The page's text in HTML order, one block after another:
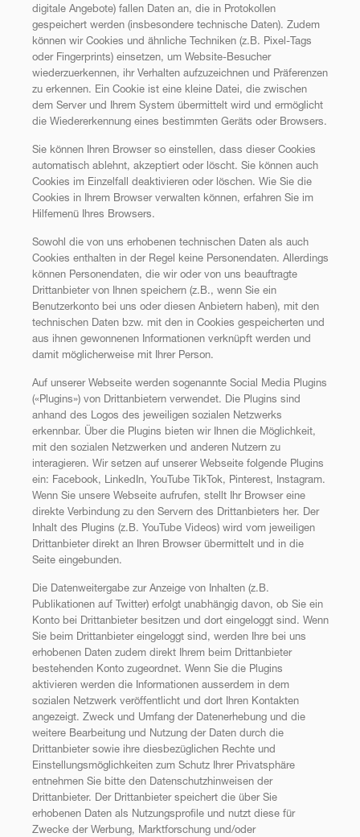
digitale Angebote) fallen Daten an, die in Protokollen
gespeichert werden (insbesondere technische Daten). Zudem
können wir Cookies und ähnliche Techniken (z.B. Pixel-Tags
oder Fingerprints) einsetzen, um Website-Besucher
wiederzuerkennen, ihr Verhalten aufzuzeichnen und Präferenzen
zu erkennen. Ein Cookie ist eine kleine Datei, die zwischen
dem Server und Ihrem System übermittelt wird und ermöglicht
die Wiedererkennung eines bestimmten Geräts oder Browsers.
Sie können Ihren Browser so einstellen, dass dieser Cookies
automatisch ablehnt, akzeptiert oder löscht. Sie können auch
Cookies im Einzelfall deaktivieren oder löschen. Wie Sie die
Cookies in Ihrem Browser verwalten können, erfahren Sie im
Hilfemenü Ihres Browsers.
Sowohl die von uns erhobenen technischen Daten als auch
Cookies enthalten in der Regel keine Personendaten. Allerdings
können Personendaten, die wir oder von uns beauftragte
Drittanbieter von Ihnen speichern (z.B., wenn Sie ein
Benutzerkonto bei uns oder diesen Anbietern haben), mit den
technischen Daten bzw. mit den in Cookies gespeicherten und
aus ihnen gewonnenen Informationen verknüpft werden und
damit möglicherweise mit Ihrer Person.
Auf unserer Webseite werden sogenannte Social Media Plugins
(«Plugins») von Drittanbietern verwendet. Die Plugins sind
anhand des Logos des jeweiligen sozialen Netzwerks
erkennbar. Über die Plugins bieten wir Ihnen die Möglichkeit,
mit den sozialen Netzwerken und anderen Nutzern zu
interagieren. Wir setzen auf unserer Webseite folgende Plugins
ein: Facebook, LinkedIn, YouTube TikTok, Pinterest, Instagram.
Wenn Sie unsere Webseite aufrufen, stellt Ihr Browser eine
direkte Verbindung zu den Servern des Drittanbieters her. Der
Inhalt des Plugins (z.B. YouTube Videos) wird vom jeweiligen
Drittanbieter direkt an Ihren Browser übermittelt und in die
Seite eingebunden.
Die Datenweitergabe zur Anzeige von Inhalten (z.B.
Publikationen auf Twitter) erfolgt unabhängig davon, ob Sie ein
Konto bei Drittanbieter besitzen und dort eingeloggt sind. Wenn
Sie beim Drittanbieter eingeloggt sind, werden Ihre bei uns
erhobenen Daten zudem direkt Ihrem beim Drittanbieter
bestehenden Konto zugeordnet. Wenn Sie die Plugins
aktivieren werden die Informationen ausserdem in dem
sozialen Netzwerk veröffentlicht und dort Ihren Kontakten
angezeigt. Zweck und Umfang der Datenerhebung und die
weitere Bearbeitung und Nutzung der Daten durch die
Drittanbieter sowie ihre diesbezüglichen Rechte und
Einstellungsmöglichkeiten zum Schutz Ihrer Privatsphäre
entnehmen Sie bitte den Datenschutzhinweisen der
Drittanbieter. Der Drittanbieter speichert die über Sie
erhobenen Daten als Nutzungsprofile und nutzt diese für
Zwecke der Werbung, Marktforschung und/oder